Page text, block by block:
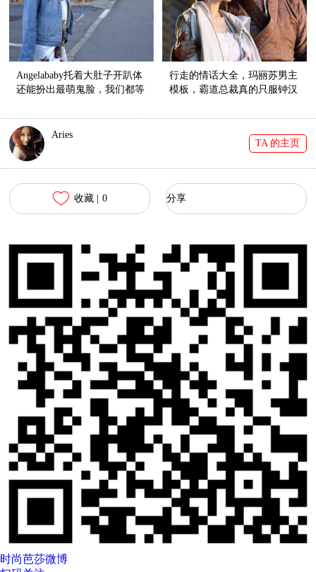
Angelababy托着大肚子开趴体
还能扮出最萌鬼脸，我们都等
行走的情话大全，玛丽苏男主
模板，霸道总裁真的只服钟汉
Aries
TA 的主页
收藏 | 0 分享
时尚芭莎微博